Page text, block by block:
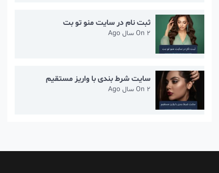
ثبت نام در سایت منو تو بت
On 2 سال Ago
سایت شرط بندی با واریز مستقیم
On 2 سال Ago